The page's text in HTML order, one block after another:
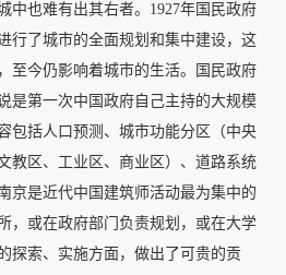
中也难有出其右者。1927年国民政府
行了城市的全面规划和集中建设，这
至今仍影响着城市的生活。国民政府
是第一次中国政府自己主持的大规模
包括人口预测、城市功能分区（中央
教区、工业区、商业区）、道路系统
京是近代中国建筑师活动最为集中的
，或在政府部门负责规划，或在大学
探索、实施方面，做出了可贵的贡